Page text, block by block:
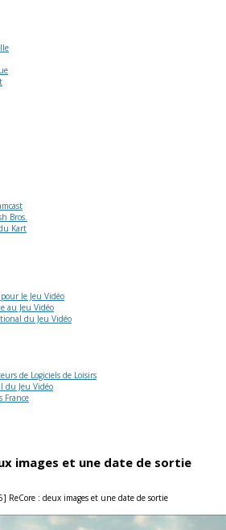
Bros.
Kart
le Jeu Vidéo
au Jeu Vidéo
du Jeu Vidéo
de Logiciels de Loisirs
du Jeu Vidéo
France
images et une date de sortie
ReCore : deux images et une date de sortie